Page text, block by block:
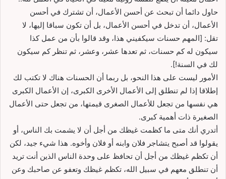
حاول دائما أن تبحث عن أحسن الأعمال، أن تشترك في أحسن
الأعمال، أن تدخل في أحسن الأعمال، بل أن تكون سباقا إليها، لا
تقل: [المهم حسنات سيكفيني هذا، وقد قالوا بأن من عمل كذا
سيكون له كم حسنات، ثم تعدها عشر، وعشر، ثم تنظر كم سيكون
لك في السنة!].
الأمور ليست على هذا النحو، بل ربما أن الحسنات هناك لا تكتب لك
إطلاقا إذا لم تنطلق إلى الأعمال الأخرى الكبرى، إن الأعمال الكبرى
هي نفسها من تجعل للأعمال الصغرى قيمتها، من تجعل حتى الأعمال
الصغيرة ذات أهمية كبرى.
أتدري أنك متى ما كظمت غيظك من أجل أن لا يشمت بك الناس، أو
يقولوا قد أصبح يتشاجر فلان وابنه أو فلان وأخوه. هذا شيء جيد، لكن
أن تكظم غيظك من أجل أن تحافظ على وحدة الناس الذين أنت تريد
أن تنطلق معهم في سبيل الله، تكظم غيظك وتعفو عن صاحبك وعن